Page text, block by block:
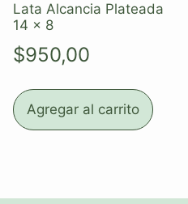
Lata Alcancia Plateada
14 x 8
$950,00
Agregar al carrito